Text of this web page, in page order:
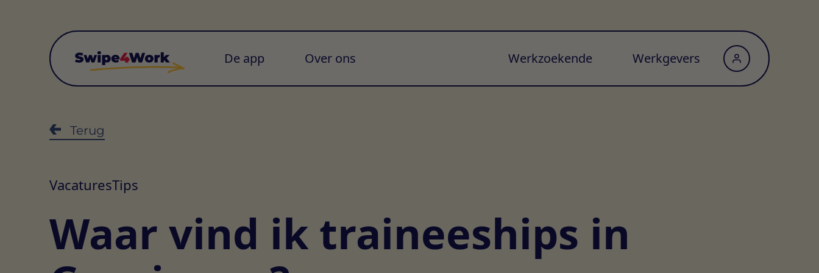
De app Over ons Werkzoekende Werkgevers
Terug
VacaturesTips
Waar vind ik traineeships in